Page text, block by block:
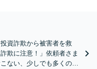
資詐欺から被害者を救
欺に注意！」依頼者さま
ない、少しでも多くの返